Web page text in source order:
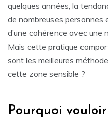
quelques années, la
de nombreuses personnes
d’une cohérence avec une
Mais cette pratique
sont les meilleures
cette zone sensible ?
Pourquoi